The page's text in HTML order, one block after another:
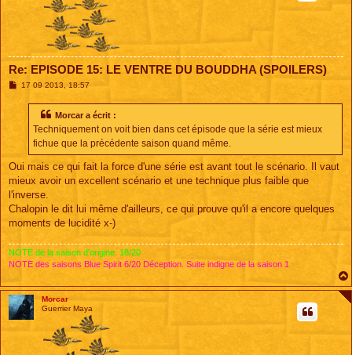
Re: EPISODE 15: LE VENTRE DU BOUDDHA (SPOILERS)
M17 09 2013, 18:57
Morcar a écrit :
Techniquement on voit bien dans cet épisode que la série est mieux
fichue que la précédente saison quand même.
Oui mais ce qui fait la force d'une série est avant tout le scénario. Il vaut
mieux avoir un excellent scénario et une technique plus faible que
l'inverse.
Chalopin le dit lui même d'ailleurs, ce qui prouve qu'il a encore quelques
moments de lucidité x-)
NOTE de la saison d'origine: 18/20
NOTE des saisons Blue Spirit 6/20 Déception. Suite indigne de la saison 1
Morcar
Guerrier Maya